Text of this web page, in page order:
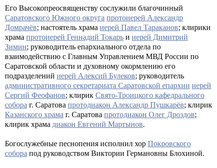
Его Высокопреосвященству сослужили благочинный
Саратовского Южного округа протоиерей Александр
Домрачёв; настоятель храма иерей Павел Тараканов; клирики
храма протоиерей Геннадий Токарь и иерей Димитрий
Зимин; руководитель епархиального отдела по
взаимодействию с Главным Управлением МВД России по
Саратовской области и духовному окормлению его
подразделений иерей Алексий Булеков; руководитель
административного секретариата Саратовской епархии иерей
Сергий Феофанов; клирик Свято-Троицкого кафедрального
собора г. Саратова протодиакон Александр Пушкарёв; клирик
Казанского храма г. Саратова протодиакон Олег Дроздов;
клирик храма диакон Евгений Мартынов.
Богослужебные песнопения исполнил хор Покровского
собора под руководством Виктории Германовны Блохиной.